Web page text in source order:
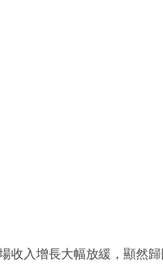
收入增長大幅放緩，顯然